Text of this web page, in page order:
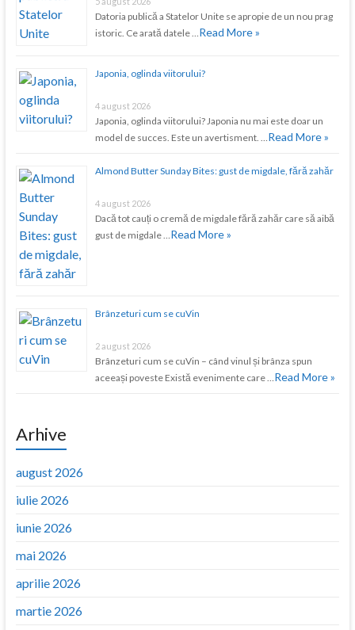
Datoria publică a Statelor Unite se apropie de un nou prag
istoric. Ce arată datele …Read More »
Japonia, oglinda viitorului?
4 august 2026
Japonia, oglinda viitorului? Japonia nu mai este doar un
model de succes. Este un avertisment. …Read More »
Almond Butter Sunday Bites: gust de migdale, fără zahăr
4 august 2026
Dacă tot cauți o cremă de migdale fără zahăr care să aibă
gust de migdale …Read More »
Brânzeturi cum se cuVin
2 august 2026
Brânzeturi cum se cuVin – când vinul și brânza spun
aceeași poveste Există evenimente care …Read More »
Arhive
august 2026
iulie 2026
iunie 2026
mai 2026
aprilie 2026
martie 2026